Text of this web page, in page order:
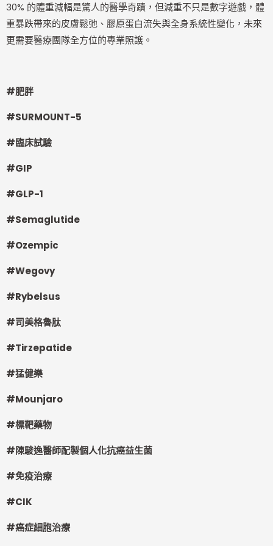
30% 的體重減幅是驚人的醫學奇蹟，但減重不只是數字遊戲，體
重暴跌帶來的皮膚鬆弛、膠原蛋白流失與全身系統性變化，未來
更需要醫療團隊全方位的專業照護。
#肥胖
#SURMOUNT-5
#臨床試驗
#GIP
#GLP-1
#Semaglutide
#Ozempic
#Wegovy
#Rybelsus
#司美格魯肽
#Tirzepatide
#猛健樂
#Mounjaro
#標靶藥物
#陳駿逸醫師配製個人化抗癌益生菌
#免疫治療
#CIK
#癌症細胞治療